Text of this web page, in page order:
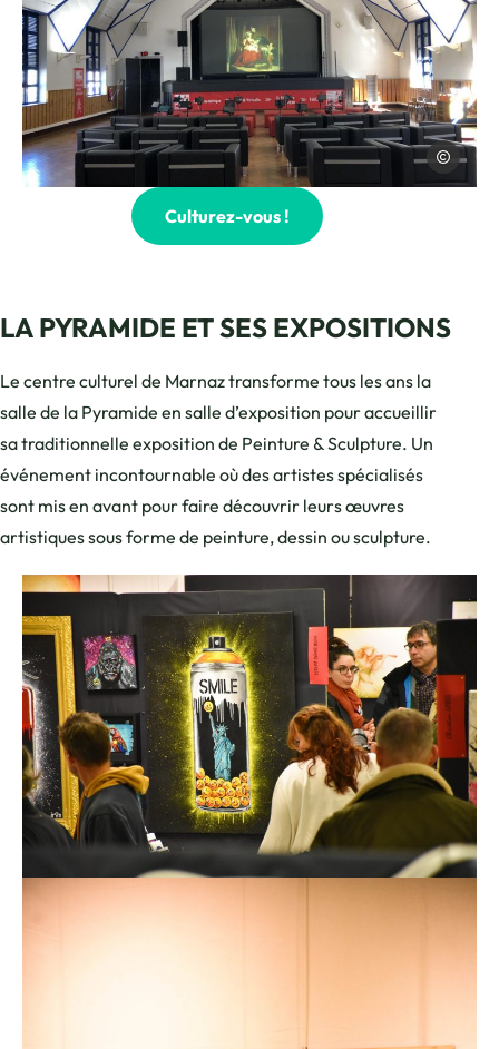
CAMT
Culturez-vous !
LA PYRAMIDE ET SES EXPOSITIONS
Le centre culturel de Marnaz transforme tous les ans la
salle de la Pyramide en salle d’exposition pour accueillir
sa traditionnelle exposition de Peinture & Sculpture. Un
événement incontournable où des artistes spécialisés
sont mis en avant pour faire découvrir leurs œuvres
artistiques sous forme de peinture, dessin ou sculpture.